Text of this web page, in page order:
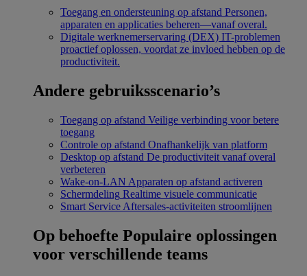
Toegang en ondersteuning op afstand Personen,
apparaten en applicaties beheren—vanaf overal.
Digitale werknemerservaring (DEX) IT-problemen
proactief oplossen, voordat ze invloed hebben op de
productiviteit.
Andere gebruiksscenario’s
Toegang op afstand Veilige verbinding voor betere
toegang
Controle op afstand Onafhankelijk van platform
Desktop op afstand De productiviteit vanaf overal
verbeteren
Wake-on-LAN Apparaten op afstand activeren
Schermdeling Realtime visuele communicatie
Smart Service Aftersales-activiteiten stroomlijnen
Op behoefte Populaire oplossingen
voor verschillende teams